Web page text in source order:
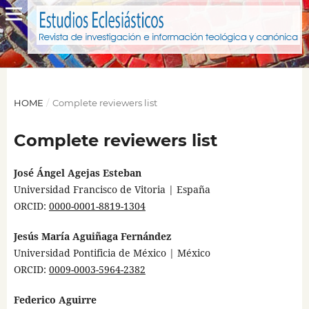
HOME / Complete reviewers list
Complete reviewers list
José Ángel Agejas Esteban
Universidad Francisco de Vitoria | España
ORCID: 0000-0001-8819-1304
Jesús María Aguiñaga Fernández
Universidad Pontificia de México | México
ORCID: 0009-0003-5964-2382
Federico Aguirre